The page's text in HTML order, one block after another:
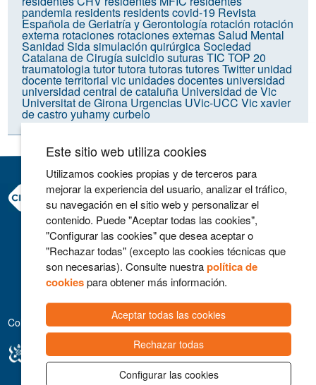
pandemia residents residents covid-19 Revista
Española de Geriatría y Gerontología rotación rotación
externa rotaciones rotaciones externasSalud Mental
Sanidad Sidasimulación quirúrgicaSociedad
Catalana de CirugíasuicidiosuturasTIC TOP 20
traumatologiatutortutoratutorastutoresTwitter unidad
docente territorial vic unidades docentes universidad
universidad central de cataluña Universidad de Vic
Universitat de Girona Urgencias UVic-UCC Vicxavier
de castroyuhamy curbelo
Consorci Hospitalari de Vic
Carrer Francesc Pla 'El Vigatà', 1
08500 Vic
Telefono 93 702 77 16
Contacto
Aviso legal
Colaboradores
Este sitio web utiliza cookies
Utilizamos cookies propias y de terceros para
mejorar la experiencia del usuario, analizar el tráfico,
su navegación en el sitio web y personalizar el
contenido. Puede "Aceptar todas las cookies",
"Configurar las cookies" que desea aceptar o
"Rechazar todas" (excepto las cookies técnicas que
son necesarias). Consulte nuestrapolítica de
cookiespara obtener más información.
Aceptar todas las cookies
Rechazar todas
Configurar las cookies